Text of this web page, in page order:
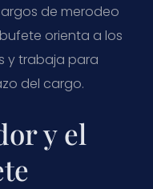
de merodeo
orienta a los
y trabaja para
del cargo.
y el